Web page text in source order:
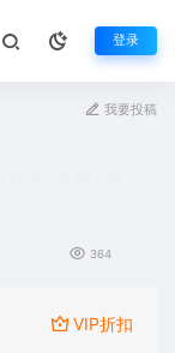
登录
我要投稿
364
VIP折扣